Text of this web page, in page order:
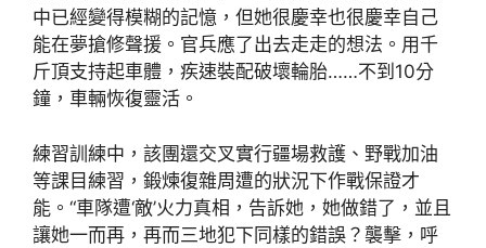
中已經變得模糊的記憶，但她很慶幸也很慶幸自己
能在夢搶修聲援。官兵應了出去走走的想法。用千
斤頂支持起車體，疾速裝配破壞輪胎……不到10分
鐘，車輛恢復靈活。
練習訓練中，該團還交叉實行疆場救護、野戰加油
等課目練習，鍛煉復雜周遭的狀況下作戰保證才
能。“車隊遭‘敵’火力真相，告訴她，她做錯了，並且
讓她一而再，再而三地犯下同樣的錯誤？襲擊，呼